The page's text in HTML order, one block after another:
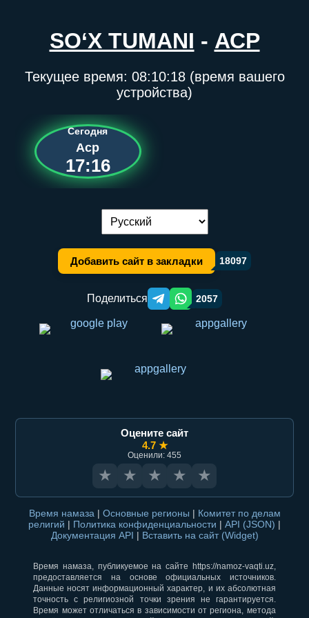
SO‘X TUMANI - АСР
Текущее время: 08:10:18(время вашего
устройства)
Сегодня
Аср
17:16
Переключение языка:
Добавить сайт в закладки 18097
Поделиться Telegram orqali ulashish
WhatsApp orqali ulashish
2057
Оцените сайт
4.7 ★
Оценили: 455
★ ★ ★ ★ ★
Время намаза | Основные регионы | Комитет по делам
религий | Политика конфиденциальности | API (JSON) |
Документация API | Вставить на сайт (Widget)
Время намаза, публикуемое на сайте https://namoz-vaqti.uz,
предоставляется на основе официальных источников.
Данные носят информационный характер, и их абсолютная
точность с религиозной точки зрения не гарантируется.
Время может отличаться в зависимости от региона, метода